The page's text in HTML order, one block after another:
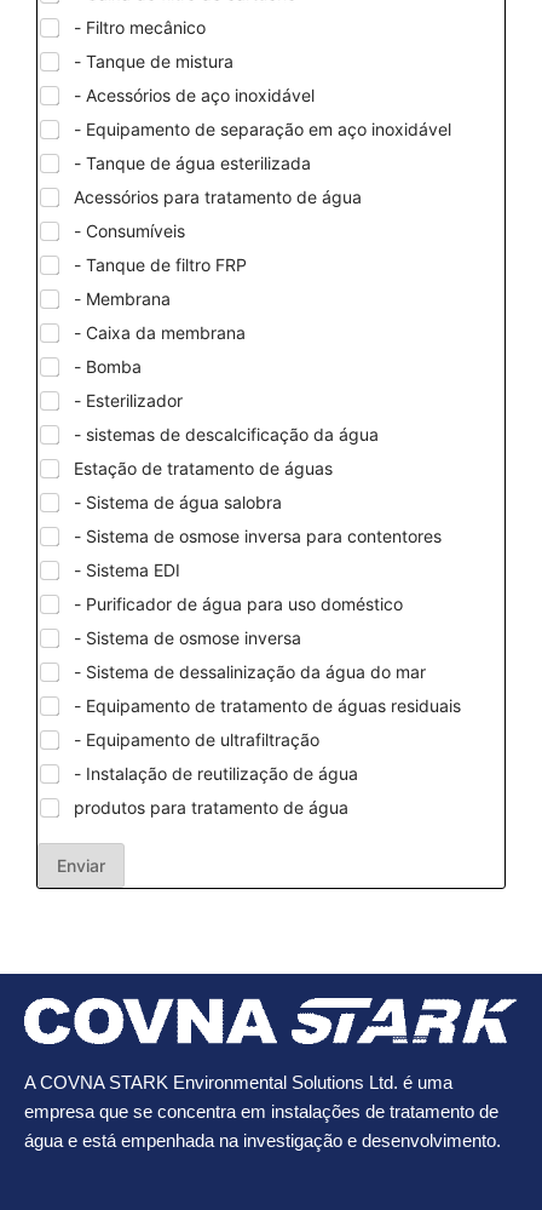
- Filtro mecânico
- Tanque de mistura
- Acessórios de aço inoxidável
- Equipamento de separação em aço inoxidável
- Tanque de água esterilizada
Acessórios para tratamento de água
- Consumíveis
- Tanque de filtro FRP
- Membrana
- Caixa da membrana
- Bomba
- Esterilizador
- sistemas de descalcificação da água
Estação de tratamento de águas
- Sistema de água salobra
- Sistema de osmose inversa para contentores
- Sistema EDI
- Purificador de água para uso doméstico
- Sistema de osmose inversa
- Sistema de dessalinização da água do mar
- Equipamento de tratamento de águas residuais
- Equipamento de ultrafiltração
- Instalação de reutilização de água
produtos para tratamento de água
Enviar
A COVNA STARK Environmental Solutions Ltd. é uma
empresa que se concentra em instalações de tratamento de
água e está empenhada na investigação e desenvolvimento.